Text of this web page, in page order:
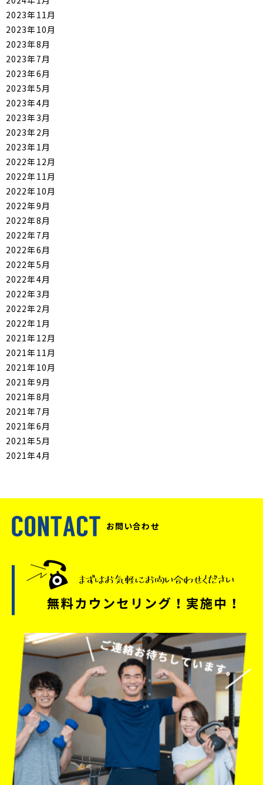
2023年11月
2023年10月
2023年8月
2023年7月
2023年6月
2023年5月
2023年4月
2023年3月
2023年2月
2023年1月
2022年12月
2022年11月
2022年10月
2022年9月
2022年8月
2022年7月
2022年6月
2022年5月
2022年4月
2022年3月
2022年2月
2022年1月
2021年12月
2021年11月
2021年10月
2021年9月
2021年8月
2021年7月
2021年6月
2021年5月
2021年4月
お問い合わせ